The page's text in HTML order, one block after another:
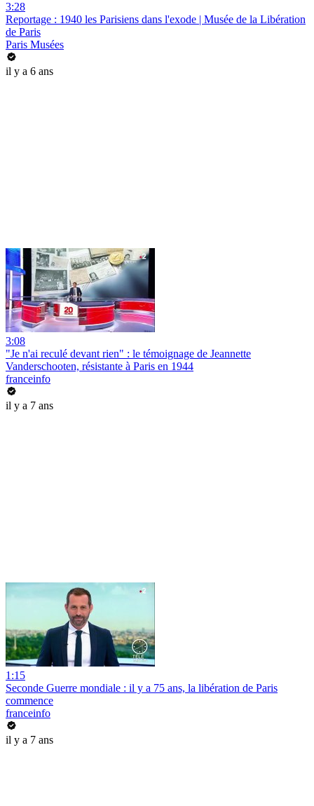
3:28
Reportage : 1940 les Parisiens dans l'exode | Musée de la Libération
de Paris
Paris Musées
il y a 6 ans
3:08
"Je n'ai reculé devant rien" : le témoignage de Jeannette
Vanderschooten, résistante à Paris en 1944
franceinfo
il y a 7 ans
1:15
Seconde Guerre mondiale : il y a 75 ans, la libération de Paris
commence
franceinfo
il y a 7 ans